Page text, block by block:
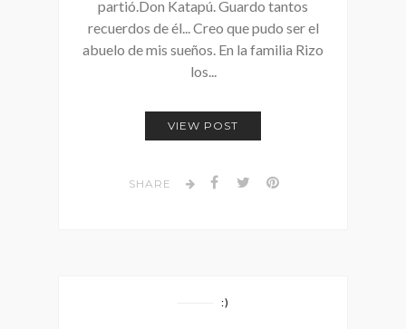
partió.Don Katapú. Guardo tantos
recuerdos de él... Creo que pudo ser el
abuelo de mis sueños. En la familia Rizo
los...
VIEW POST
SHARE
:)